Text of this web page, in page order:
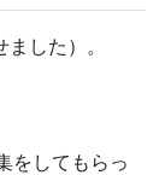
した）。
をしてもらっ